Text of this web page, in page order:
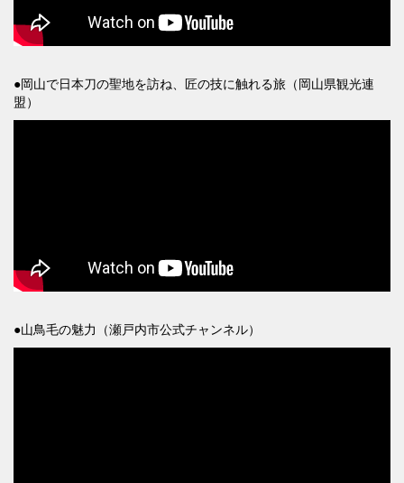
●岡山で日本刀の聖地を訪ね、匠の技に触れる旅（岡山県観光連
盟）
●山鳥毛の魅力（瀬戸内市公式チャンネル）